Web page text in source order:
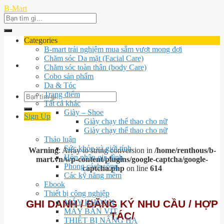
Skip
to
content
B-Mart
Search
for:
Search
for:
Sign Up
Warning: Array to string conversion in /home/renthous/b-
mart.vn/wp-content/plugins/google-captcha/google-
captcha.phpon line 614
GHI DANH / ĐĂNG KÝ NHU CẦU / HỢP
TÁC/
Categories
B-mart trải nghiệm mua sắm vượt mong đợi
Chăm sóc Da mặt (Facial Care)
Chăm sóc toàn thân (body Care)
Cobo sản phẩm
Da & Tóc
Trang điểm
Tất cả khác
Giày – Shoe
Giày chạy thể thao cho nữ
Giày chạy thể thao cho nữ
Thảo luận
Sức khỏe và giới tính
Hôn nhân gia đình
Phong cách sống
Các kỹ năng mềm
Ebook
Thiết bị công nghiệp
MÁY KHOAN
MÁY BẮN VÍT
THIÊT BỊ NÂNG HẠ